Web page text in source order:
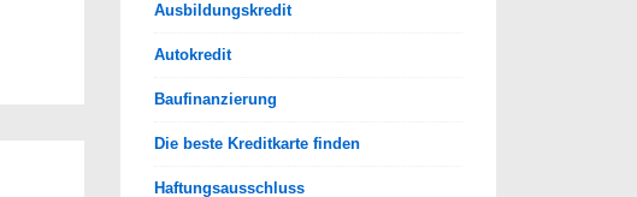
Ausbildungskredit
Autokredit
Baufinanzierung
Die beste Kreditkarte finden
Haftungsausschluss